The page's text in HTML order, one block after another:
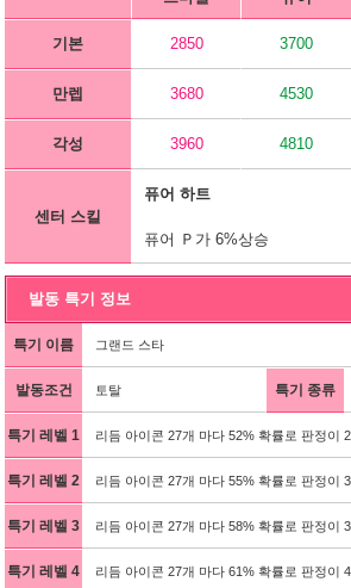
기본 2850 3700
만렙 3680 4530
각성 3960 4810
센터 스킬
퓨어 하트
퓨어 Ｐ가 6%상승
발동 특기 정보
특기 이름 그랜드 스타
발동조건 토탈 특기 종류
특기 레벨 1 리듬 아이콘 27개 마다 52% 확률로 판정이
특기 레벨 2 리듬 아이콘 27개 마다 55% 확률로 판정이
특기 레벨 3 리듬 아이콘 27개 마다 58% 확률로 판정이
특기 레벨 4 리듬 아이콘 27개 마다 61% 확률로 판정이